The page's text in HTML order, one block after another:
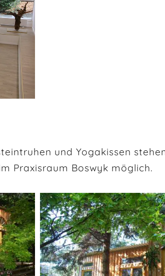
und Yogakissen
Praxisraum Boswyk möglich.